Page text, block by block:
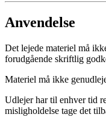
Anvendelse
Det lejede materiel må
forudgående skriftlig
Materiel må ikke
Udlejer har til enhver tid
misligholdelse tage det